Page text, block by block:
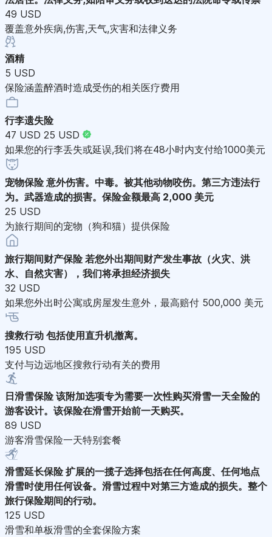
49 USD
覆盖意外疾病,伤害,天气,灾害和法律义务
酒精
5 USD
保险涵盖醉酒时造成受伤的相关医疗费用
行李遗失险
47 USD 25 USD
如果您的行李丢失或延误,我们将在48小时内支付给1000美元
宠物保险 意外伤害。中毒。被其他动物咬伤。第三方违法行
为。武器造成的损害。保险金额最高 2,000 美元
25 USD
为旅行期间的宠物（狗和猫）提供保险
旅行期间财产保险 若您外出期间财产发生事故（火灾、洪
水、自然灾害），我们将承担经济损失
32 USD
如果您外出时公寓或房屋发生意外，最高赔付 500,000 美元
搜救行动 包括使用直升机撤离。
195 USD
支付与边远地区搜救行动有关的费用
日滑雪保险 该附加选项专为需要一次性购买滑雪一天全险的
游客设计。该保险在滑雪开始前一天购买。
89 USD
游客滑雪保险一天特别套餐
滑雪延长保险 扩展的一揽子选择包括在任何高度、任何地点
滑雪时使用任何设备。滑雪过程中对第三方造成的损失。整个
旅行保险期间的行动。
125 USD
滑雪和单板滑雪的全套保险方案